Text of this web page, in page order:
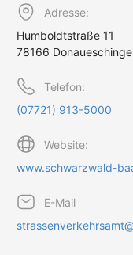
Adresse:
Humboldtstraße 11
78166
Telefon:
(07721) 913-5000
Website:
www.schwarzwald-
E-Mail